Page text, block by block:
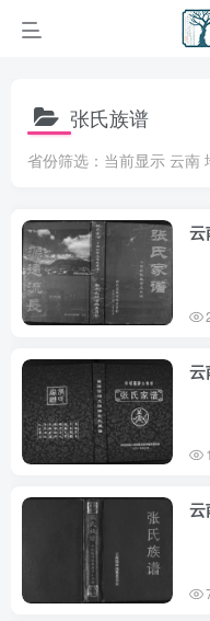
张氏族谱
省份筛选：当前显示 云南
云
云
云